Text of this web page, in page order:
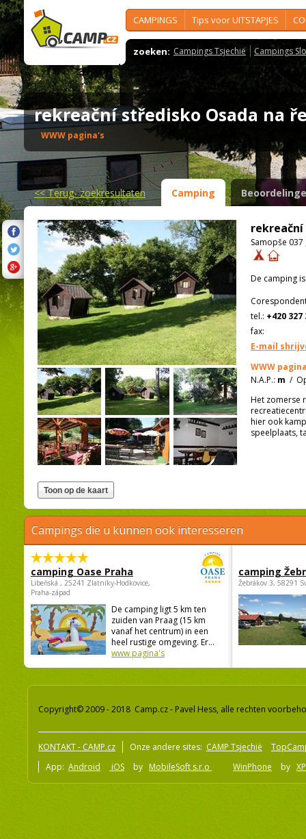
CAMPINGS Tips voor UITSTAPJES
zoeken: Campings Tsjechië Campings
rekreační středisko Osada na
WWW pagina's
<<Terug- zoekresultaten Camping
rekreační
Samopše 037
De camping
tel.: +420 327
fax:
E-mail
WWW
N.A.P.: m /
Het zomerse
hier ook
speelplaats,
Campings die u kunnen ook interesseren
camping Oase Praha
Libeňská , 25241 Zlatníky-Hodkovice,
Praha-západ
De camping ligt 5 km ten
zuiden van Praag (15 km
vanaf het centrum) in een
heel rustige omgeving. Er...
www pagina's
camping
Žebrákov 3, 58291
Copyright© 2009 - 2018 Camp.cz - Pavel Hess, alle rechten
KONTAKT - CAMP.cz Onze andere sites: CAMP Tsjechië
App: Android iOS by MobileSoft s.r.o WinPhone by